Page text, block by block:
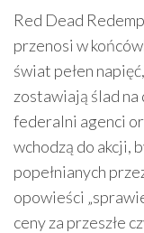
Red Dead
przenosi w
świat pełen
zostawiają ślad na
federalni agenci
wchodzą do akcji,
popełnianych
opowieści
ceny za przeszłe